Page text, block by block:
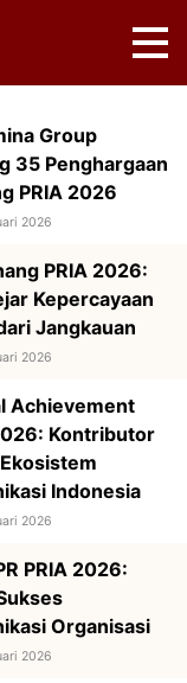
Group
35 Penghargaan
PRIA 2026
2026
PRIA 2026:
Kepercayaan
Jangkauan
2026
Achievement
Kontributor
Indonesia
2026
PRIA 2026:
Organisasi
2026